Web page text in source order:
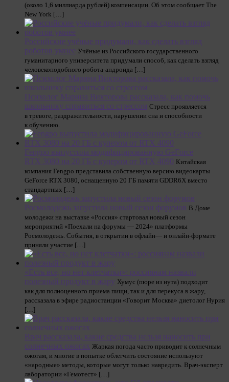
(около 1,6 миллиарда рублей) компенсации. Об этом сообщает The
New York […]
Российские учёные придумали, как сделать взгляд
роботов умнее Учёные из Российского государственного
гуманитарного университета придумали способ, как сделать взгляд
человекоподобного робота-андроида […]
Психолог Марина Викторова рассказала, как помочь
школьнику справиться со стрессом Стресс проявляется
в тревоге, раздражительности, нарушении сна и способности
к обучению.
Fengpo выпустила модифицированную GeForce
RTX 3080 на 20 ГБ с кулером от RTX 4090 Китайская
компания Fengpo представила собственную версию видеокарты
GeForce RTX 3080, оснащенную 20 ГБ памяти GDDR6X вместо
стандартных […]
Росмолодежь запустила новый сезон форумов В Доме
молодежи на выставке «Россия» стартовал новый сезон
мероприятий «Поехали на форумы — 2024» платформы
Росмолодежь. События, в открытии в офлайн— и онлайн-формате
приняли участие […]
«Есть все, но нет клетчатки»: россиянам назвали
полезный продукт в жару Хумус (пюре из нута) подходит
как для полноценного приема пищи, так и для перекуса в жару,
рассказала в эфире радиостанции «Говорит Москва» диетолог Нурия
[…]
Врач рассказала, какие средства нельзя наносить при
солнечных ожогах Жаркая погода часто приводит к солнечным
ожогам, и многие в попытке облегчить состояние используют
«народные» методы, которые могут только навредить. Врач-эксперт
лаборатории «Гемотест» […]